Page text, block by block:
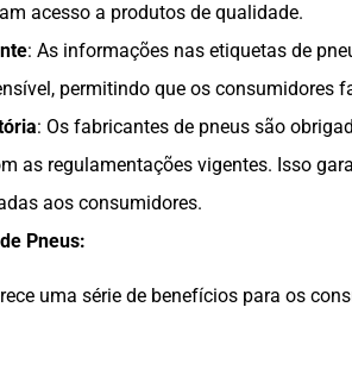
acesso a produtos de qualidade.
: As informações nas etiquetas de
permitindo que os consumidores
: Os fabricantes de pneus são
as regulamentações vigentes. Isso
aos consumidores.
Pneus:
uma série de benefícios para os